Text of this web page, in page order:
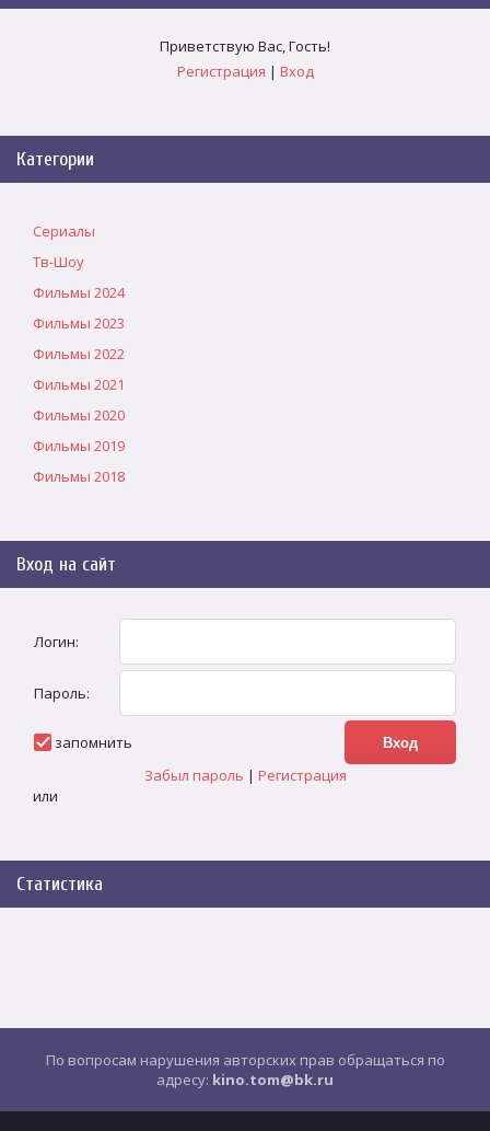
Приветствую Вас,Гость!
Регистрация | Вход
Категории
Сериалы
Тв-Шоу
Фильмы 2024
Фильмы 2023
Фильмы 2022
Фильмы 2021
Фильмы 2020
Фильмы 2019
Фильмы 2018
Вход на сайт
Логин:
Пароль:
запомнить
Забыл пароль | Регистрация
или
Статистика
По вопросам нарушения авторских прав обращаться по
адресу: kino.tom@bk.ru